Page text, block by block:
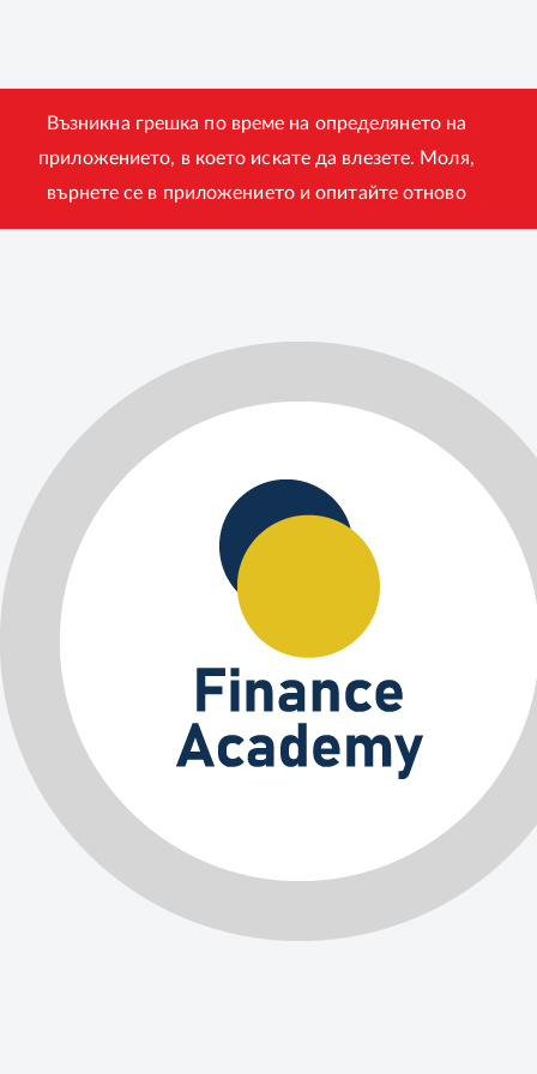
Възникна грешка по време на определянето на
приложението, в което искате да влезете. Моля,
върнете се в приложението и опитайте отново